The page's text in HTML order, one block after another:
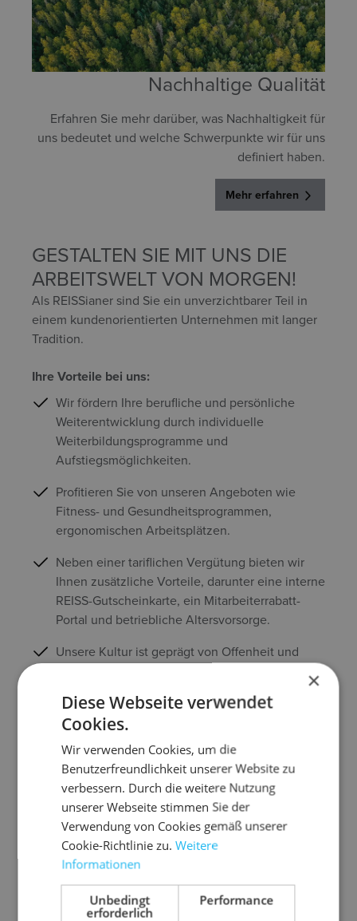
Nachhaltige Qualität
Erfahren Sie mehr darüber, was Nachhaltigkeit für
uns bedeutet und welche Schwerpunkte wir für uns
definiert haben.
Mehr erfahren
GESTALTEN SIE MIT UNS DIE
ARBEITSWELT VON MORGEN!
Als REISSianer sind Sie ein unverzichtbarer Teil in
einem kundenorientierten Unternehmen mit langer
Tradition.
Ihre Vorteile bei uns:
Wir fördern Ihre berufliche und persönliche
Weiterentwicklung durch individuelle
Weiterbildungsprogramme und
Aufstiegsmöglichkeiten.
Profitieren Sie von unseren Angeboten wie
Fitness- und Gesundheitsprogrammen,
ergonomischen Arbeitsplätzen.
Neben einer tariflichen Vergütung bieten wir
Ihnen zusätzliche Vorteile, darunter eine interne
REISS-Gutscheinkarte, ein Mitarbeiterrabatt-
Portal und betriebliche Altersvorsorge.
Unsere Kultur ist geprägt von Offenheit und
zeigt.
Bei REISS legen wir Wert auf die Vereinbarkeit
von Beruf und Privatleben. Home-Office-
Optionen geben Ihnen die Möglichkeit, Ihre
Arbeit mit persönlichen Belangen zu vereinen.
Seien Sie Teil spannender Projekte und
gestalten Sie unsere Zukunft aktiv mit. Wir
setzen auf Digitalisierung, Automatisierung und
den Einsatz von KI, um stets am Puls der Zeit zu
bleiben.
×
Diese Webseite verwendet
Cookies.
Wir verwenden Cookies, um die
Benutzerfreundlichkeit unserer Website zu
verbessern. Durch die weitere Nutzung
unserer Webseite stimmen Sie der
Verwendung von Cookies gemäß unserer
Cookie-Richtlinie zu.Weitere
Informationen
Unbedingt
erforderlich
Performance